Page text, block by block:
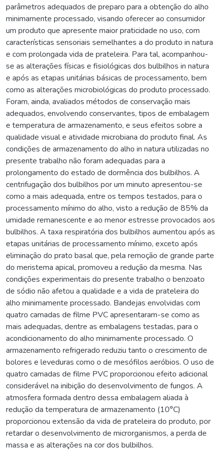
parâmetros adequados de preparo para a obtenção do alho
minimamente processado, visando oferecer ao consumidor
um produto que apresente maior praticidade no uso, com
características sensoriais semelhantes a do produto in natura
e com prolongada vida de prateleira. Para tal, acompanhou-
se as alterações físicas e fisiológicas dos bulbilhos in natura
e após as etapas unitárias básicas de processamento, bem
como as alterações microbiológicas do produto processado.
Foram, ainda, avaliados métodos de conservação mais
adequados, envolvendo conservantes, tipos de embalagem
e temperatura de armazenamento, e seus efeitos sobre a
qualidade visual e atividade microbiana do produto final. As
condições de armazenamento do alho in natura utilizadas no
presente trabalho não foram adequadas para a
prolongamento do estado de dormência dos bulbilhos. A
centrifugação dos bulbilhos por um minuto apresentou-se
como a mais adequada, entre os tempos testados, para o
processamento mínimo do alho, visto a redução de 85% da
umidade remanescente e ao menor estresse provocados aos
bulbilhos. A taxa respiratória dos bulbilhos aumentou após as
etapas unitárias de processamento mínimo, exceto após
eliminação do prato basal que, pela remoção de grande parte
do meristema apical, promoveu a redução da mesma. Nas
condições experimentais do presente trabalho o benzoato
de sódio não afetou a qualidade e a vida de prateleira do
alho minimamente processado. Bandejas envolvidas com
quatro camadas de filme PVC apresentaram-se como as
mais adequadas, dentre as embalagens testadas, para o
acondicionamento do alho minimamente processado. O
armazenamento refrigerado reduziu tanto o crescimento de
bolores e leveduras como o de mesófilos aeróbios. O uso de
quatro camadas de filme PVC proporcionou efeito adicional
considerável na inibição do desenvolvimento de fungos. A
atmosfera formada dentro dessa embalagem aliada à
redução da temperatura de armazenamento (10°C)
proporcionou extensão da vida de prateleira do produto, por
retardar o desenvolvimento de microrganismos, a perda de
massa e as alterações na cor dos bulbilhos.